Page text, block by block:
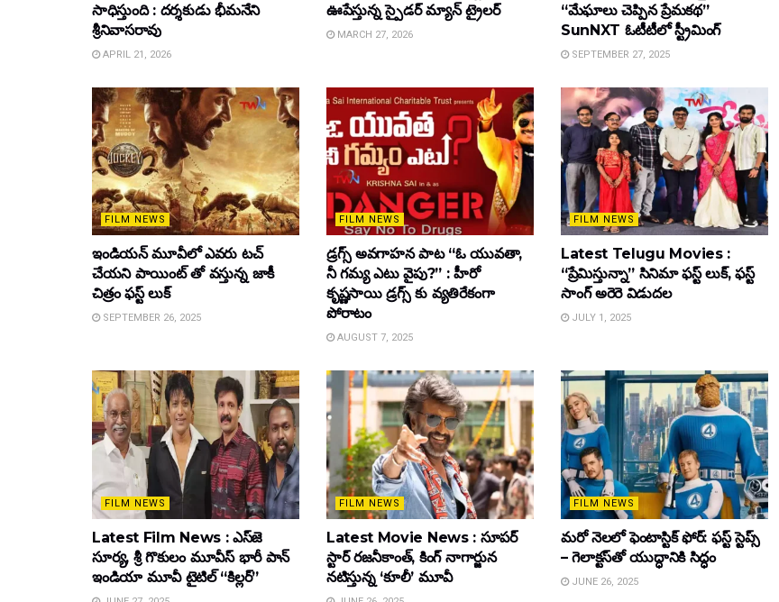
సాధిస్తుంది : దర్శకుడు భీమనేని
శ్రీనివాసరావు
APRIL 21, 2026
ఊపేస్తున్న స్పైడర్ మ్యాన్ ట్రైలర్
MARCH 27, 2026
“మేఘాలు చెప్పిన ప్రేమకథ”
SunNXT ఓటీటీలో స్ట్రీమింగ్
SEPTEMBER 27, 2025
FILM NEWS
ఇండియన్ మూవీలో ఎవరు టచ్
చేయని పాయింట్ తో వస్తున్న జాకీ
చిత్రం ఫస్ట్ లుక్
SEPTEMBER 26, 2025
FILM NEWS
డ్రగ్స్ అవగాహన పాట “ఓ యువతా,
నీ గమ్య ఎటు వైపు?” : హీరో
కృష్ణసాయి డ్రగ్స్ కు వ్యతిరేకంగా
పోరాటం
AUGUST 7, 2025
FILM NEWS
Latest Telugu Movies :
“ప్రేమిస్తున్నా” సినిమా ఫస్ట్ లుక్, ఫస్ట్
సాంగ్ అరెరె విడుదల
JULY 1, 2025
FILM NEWS
Latest Film News : ఎస్‌జె
సూర్య, శ్రీ గొకులం మూవీస్‌ భారీ పాన్‌
ఇండియా మూవీ టైటిల్ “కిల్లర్”
FILM NEWS
Latest Movie News : సూపర్
స్టార్ రజనీకాంత్, కింగ్ నాగార్జున
నటిస్తున్న ‘కూలీ’ మూవీ
FILM NEWS
మరో నెలలో ఫెంటాస్టిక్ ఫోర్: ఫస్ట్ స్టెప్స్
– గెలాక్టస్‌తో యుద్ధానికి సిద్ధం
JUNE 26, 2025